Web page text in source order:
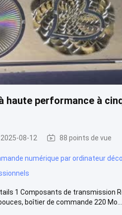
haute performance à
2025-08-12 88 points de vue
numérique par ordinateur
1 Composants de transmission
boîtier de commande 220 Mo...